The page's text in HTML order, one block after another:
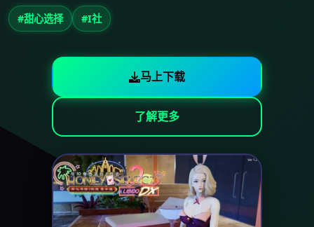
#甜心选择 #I社
马上下载
了解更多